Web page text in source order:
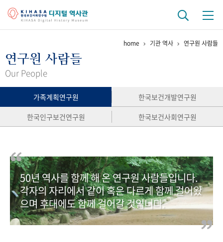
걸어온 길 기관 변천사
연구 역사
정책과 연구 키워드로 보는 연구 역사
연구자들
간행물 변천사
기록물 아카이브
사진 아카이브 문서 기록물 행정박물 영상 기록물
50+1주년 기념
+1
home 기관 역사 연구원 사람들
연구원 사람들
Our People
가족계획연구원
한국보건개발연구원
한국인구보건연구원
한국보건사회연구원
50년 역사를 함께 해 온 연구원 사람들입니다.
각자의 자리에서 같이 혹은 다르게 함께 걸어왔
으며 후대에도 함께 걸어갈 것입니다.